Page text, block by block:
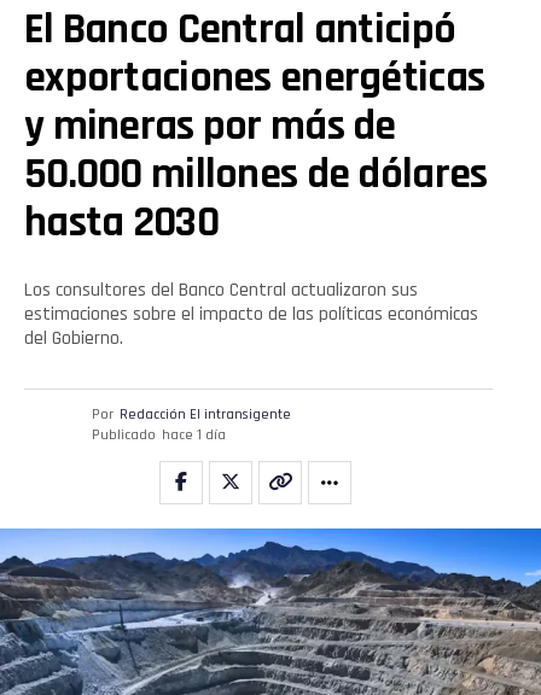
El Banco Central anticipó
exportaciones energéticas
y mineras por más de
50.000 millones de dólares
hasta 2030
Los consultores del Banco Central actualizaron sus
estimaciones sobre el impacto de las políticas económicas
del Gobierno.
Por Redacción El intransigente
Publicado hace 1 día